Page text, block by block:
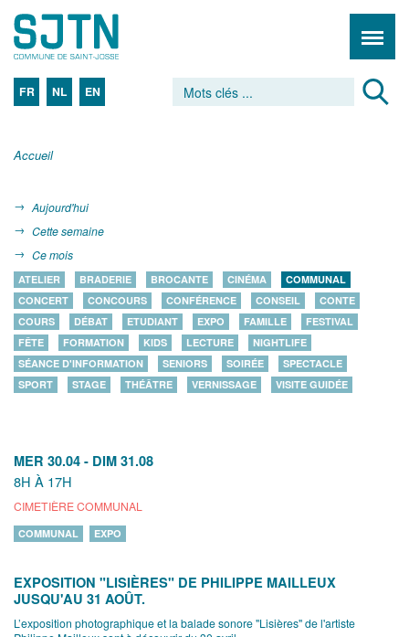
FR NL EN
Accueil
Aujourd'hui
Cette semaine
Ce mois
ATELIER BRADERIE BROCANTE CINÉMA
COMMUNAL
CONCERT
CONCOURS CONFÉRENCE CONSEIL
CONTE
COURS
DÉBAT ETUDIANT EXPO FAMILLE
FESTIVAL
FÊTE
FORMATION KIDS LECTURE
NIGHTLIFE
SÉANCE D'INFORMATION
SENIORS SOIRÉE
SPECTACLE
SPORT
STAGE THÉÂTRE VERNISSAGE VISITE GUIDÉE
MER 30.04 - DIM 31.08
8H À 17H
CIMETIÈRE COMMUNAL
COMMUNAL EXPO
EXPOSITION "LISIÈRES" DE PHILIPPE MAILLEUX
JUSQU'AU 31 AOÛT.
L’exposition photographique et la balade sonore "Lisières" de l'artiste